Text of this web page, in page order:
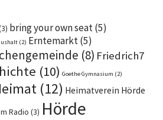
bring your own seat(5)
(2) Erntemarkt(5)
(8) Friedrich7
(10) Goethe Gymnasium (2)
(12) Heimatverein Hörde
Radio (3) Hörde